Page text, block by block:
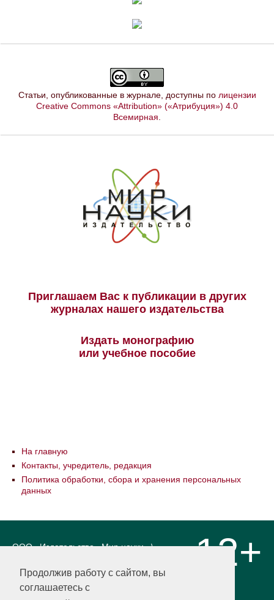
Продолжив работу с сайтом, вы
соглашаетесь с
Статьи, опубликованные в журнале, доступны по лицензии
Creative Commons «Attribution» («Атрибуция») 4.0
Всемирная
Приглашаем Вас к публикации в других
журналах нашего издательства
Издать монографию
или учебное пособие
На главную
Контакты, учредитель, редакция
Политика обработки, сбора и хранения персональных
данных
ООО «Издательство «Мир науки» \
LLC Материалы, размещенные на сайте,
охраняются Законом о защите авторских
прав. Публикация любых материалов
12+